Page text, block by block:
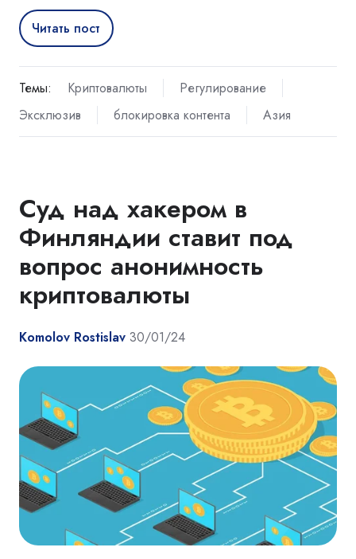
Читать пост
Темы: Криптовалюты
Регулирование
Эксклюзив
блокировка контента Азия
Суд над хакером в
Финляндии ставит под
вопрос анонимность
криптовалюты
Komolov Rostislav 30/01/24